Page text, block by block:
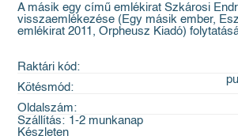
A másik egy című emlékirat Szkárosi
visszaemlékezése (Egy másik ember,
emlékirat 2011, Orpheusz Kiadó)
Raktári kód:
Kötésmód:
Oldalszám:
Szállítás: 1-2 munkanap
Készleten